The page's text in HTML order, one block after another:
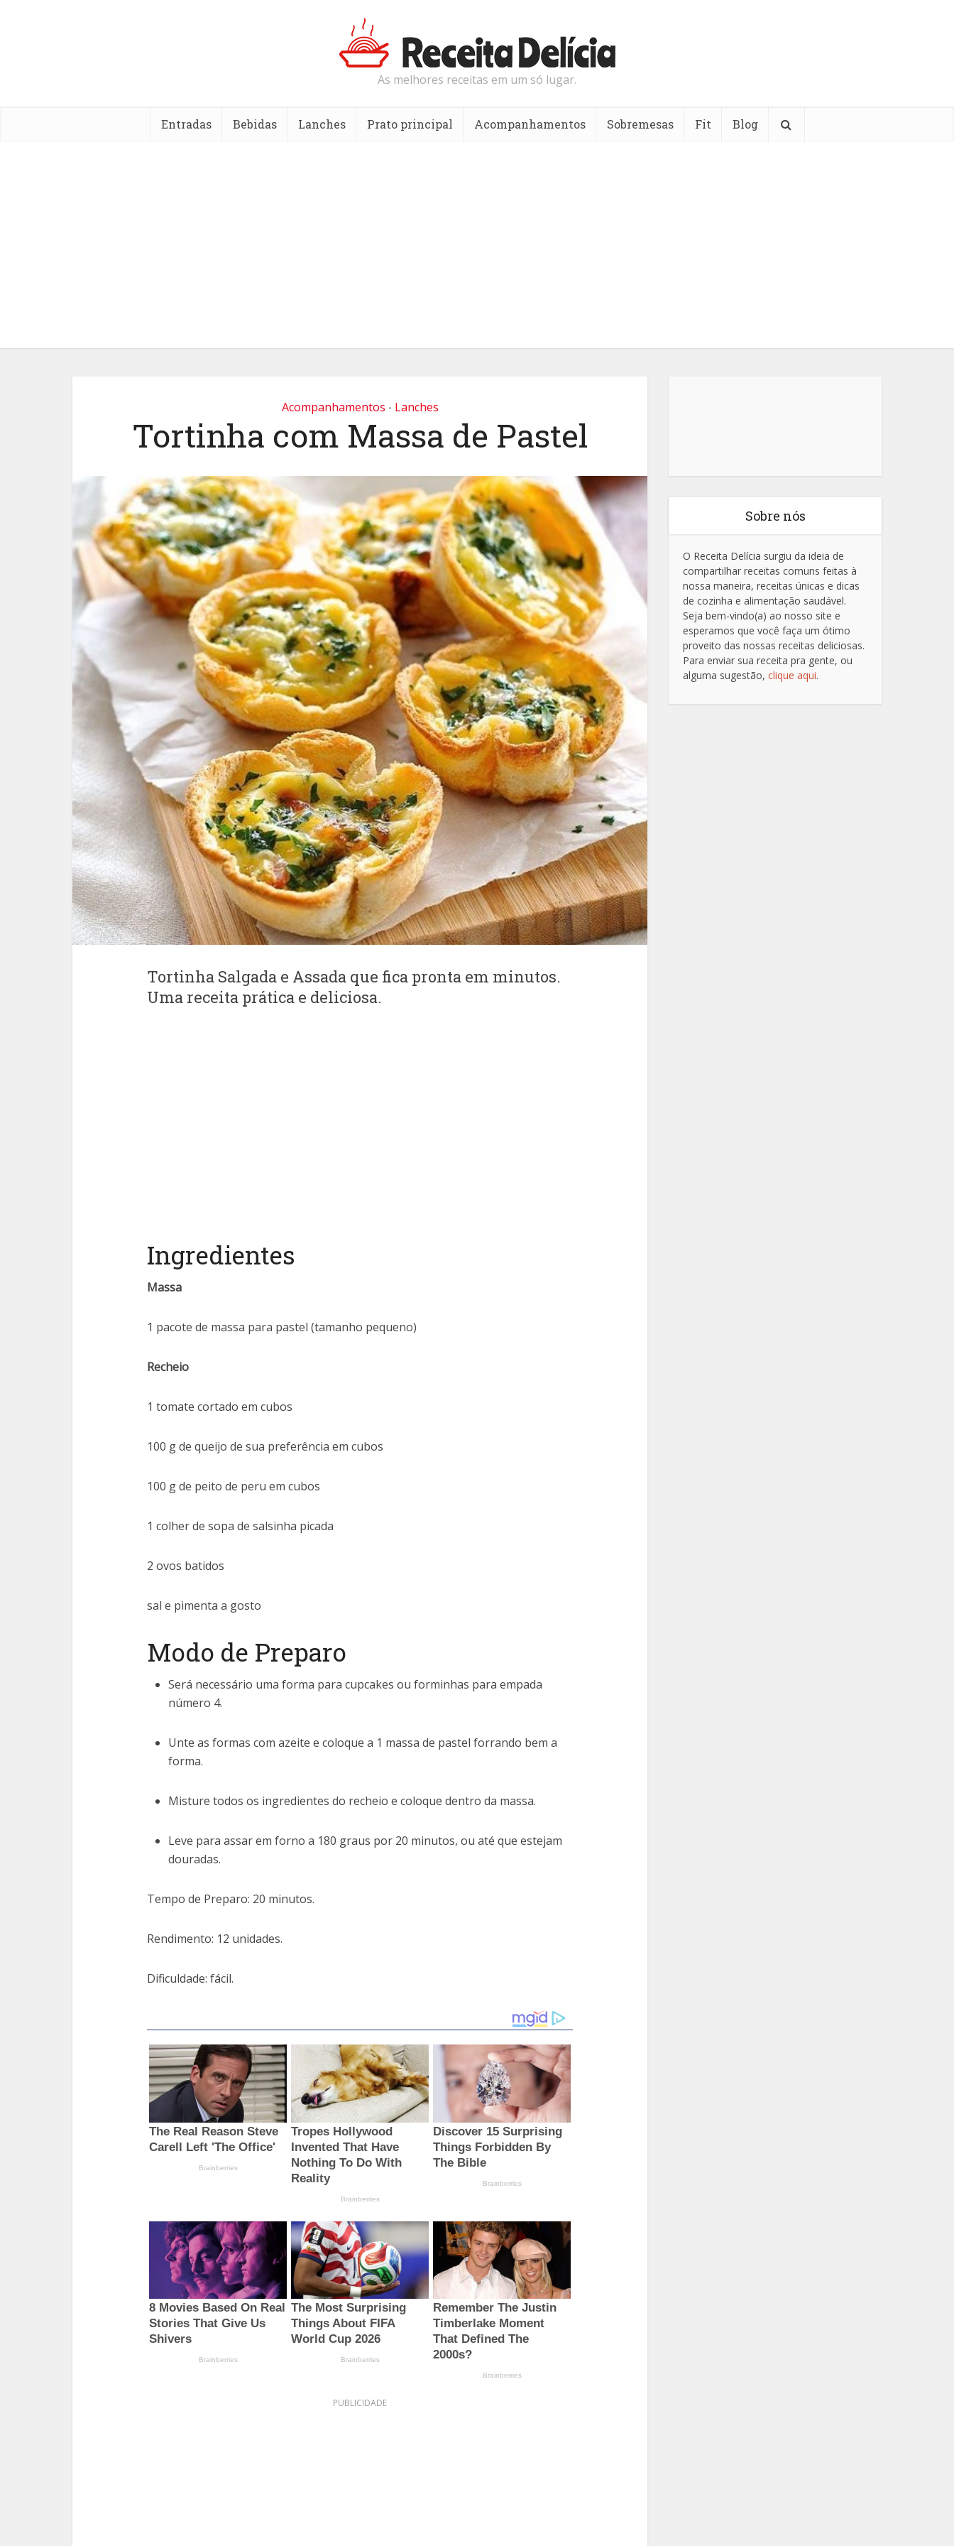
As melhores receitas em um só lugar.
Entradas Bebidas Lanches Prato principal Acompanhamentos Sobremesas Fit Blog
Acompanhamentos • Lanches
Tortinha com Massa de Pastel
Tortinha Salgada e Assada que fica pronta em minutos.
Uma receita prática e deliciosa.
Ingredientes
Massa
1 pacote de massa para pastel (tamanho pequeno)
Recheio
1 tomate cortado em cubos
100 g de queijo de sua preferência em cubos
100 g de peito de peru em cubos
1 colher de sopa de salsinha picada
2 ovos batidos
sal e pimenta a gosto
Modo de Preparo
Será necessário uma forma para cupcakes ou forminhas para empada
número 4.
Unte as formas com azeite e coloque a 1 massa de pastel forrando bem a
forma.
Misture todos os ingredientes do recheio e coloque dentro da massa.
Leve para assar em forno a 180 graus por 20 minutos, ou até que estejam
douradas.
Tempo de Preparo: 20 minutos.
Rendimento: 12 unidades.
Dificuldade: fácil.
PUBLICIDADE
Sobre nós
O Receita Delícia surgiu da ideia de
compartilhar receitas comuns feitas à
nossa maneira, receitas únicas e dicas
de cozinha e alimentação saudável.
Seja bem-vindo(a) ao nosso site e
esperamos que você faça um ótimo
proveito das nossas receitas deliciosas.
Para enviar sua receita pra gente, ou
alguma sugestão, clique aqui.